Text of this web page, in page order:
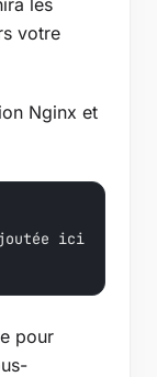
les
votre
Nginx et
ici
pour